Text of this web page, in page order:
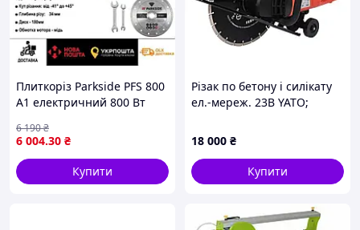
Плиткоріз Parkside PFS 800
A1 електричний 800 Вт
6 004.30 ₴
6 190₴
Купити
Різак по бетону і силікату
ел.-мереж. 23В YATO;
макс глиб різа- 125мм [1]
18 000 ₴
Купити